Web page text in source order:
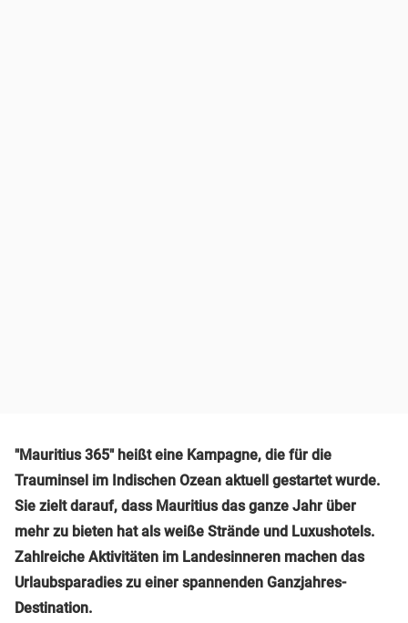
"Mauritius 365" heißt eine Kampagne, die für die
Trauminsel im Indischen Ozean aktuell gestartet wurde.
Sie zielt darauf, dass Mauritius das ganze Jahr über
mehr zu bieten hat als weiße Strände und Luxushotels.
Zahlreiche Aktivitäten im Landesinneren machen das
Urlaubsparadies zu einer spannenden Ganzjahres-
Destination.